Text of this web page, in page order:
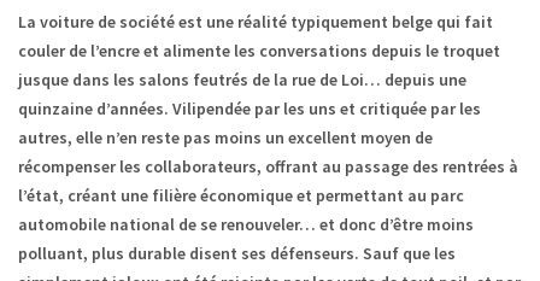
La voiture de société est une réalité typiquement belge qui fait
couler de l’encre et alimente les conversations depuis le troquet
jusque dans les salons feutrés de la rue de Loi… depuis une
quinzaine d’années. Vilipendée par les uns et critiquée par les
autres, elle n’en reste pas moins un excellent moyen de
récompenser les collaborateurs, offrant au passage des rentrées à
l’état, créant une filière économique et permettant au parc
automobile national de se renouveler… et donc d’être moins
polluant, plus durable disent ses défenseurs. Sauf que les